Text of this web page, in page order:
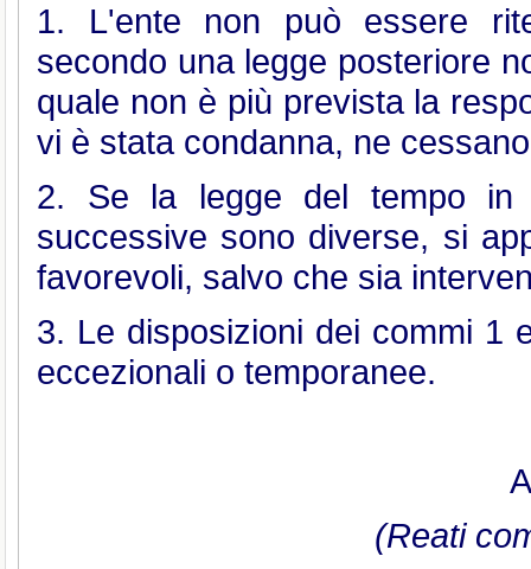
1. L'ente non può essere
secondo una legge posteriore
quale non è più prevista la
vi è stata condanna, ne
2. Se la legge del tempo in
successive sono diverse, si
favorevoli, salvo che sia
3. Le disposizioni dei commi 1
eccezionali o temporanee.
(Reati